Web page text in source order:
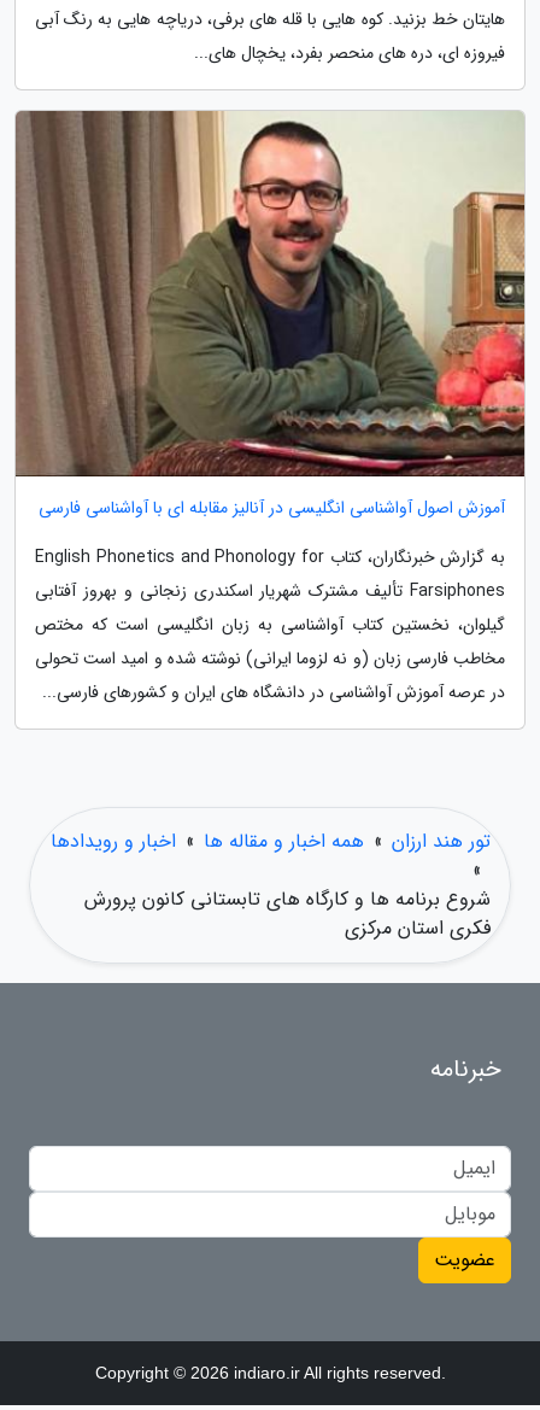
هایتان خط بزنید. کوه هایی با قله های برفی، دریاچه هایی به رنگ آبی
فیروزه ای، دره های منحصر بفرد، یخچال های...
آموزش اصول آواشناسی انگلیسی در آنالیز مقابله ای با آواشناسی فارسی
به گزارش خبرنگاران، کتاب English Phonetics and Phonology for
Farsiphones تألیف مشترک شهریار اسکندری زنجانی و بهروز آفتابی
گیلوان، نخستین کتاب آواشناسی به زبان انگلیسی است که مختص
مخاطب فارسی زبان (و نه لزوما ایرانی) نوشته شده و امید است تحولی
در عرصه آموزش آواشناسی در دانشگاه های ایران و کشورهای فارسی...
تور هند ارزان » همه اخبار و مقاله ها » اخبار و رویدادها
»
شروع برنامه ها و کارگاه های تابستانی کانون پرورش
فکری استان مرکزی
خبرنامه
عضویت
Copyright © 2026 indiaro.ir All rights reserved.